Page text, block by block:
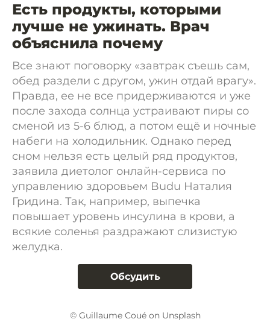
Есть продукты, которыми
лучше не ужинать. Врач
объяснила почему
Все знают поговорку «завтрак съешь сам,
обед раздели с другом, ужин отдай врагу».
Правда, ее не все придерживаются и уже
после захода солнца устраивают пиры со
сменой из 5-6 блюд, а потом ещё и ночные
набеги на холодильник. Однако перед
сном нельзя есть целый ряд продуктов,
заявила диетолог онлайн-сервиса по
управлению здоровьем Budu Наталия
Гридина. Так, например, выпечка
повышает уровень инсулина в крови, а
всякие соленья раздражают слизистую
желудка.
Обсудить
© Guillaume Coué on Unsplash